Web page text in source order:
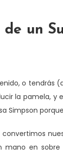
un
o tendrás
la pamela,
Simpson
mano en